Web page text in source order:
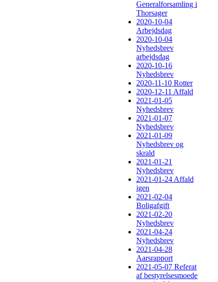
Generalforsamling i
Thorsager
2020-10-04
Arbejdsdag
2020-10-04
Nyhedsbrev
arbejdsdag
2020-10-16
Nyhedsbrev
2020-11-10 Rotter
2020-12-11 Affald
2021-01-05
Nyhedsbrev
2021-01-07
Nyhedsbrev
2021-01-09
Nyhedsbrev og
skrald
2021-01-21
Nyhedsbrev
2021-01-24 Affald
igen
2021-02-04
Boligafgift
2021-02-20
Nyhedsbrev
2021-04-24
Nyhedsbrev
2021-04-28
Aarsrapport
2021-05-07 Referat
af bestyrelsesmoede